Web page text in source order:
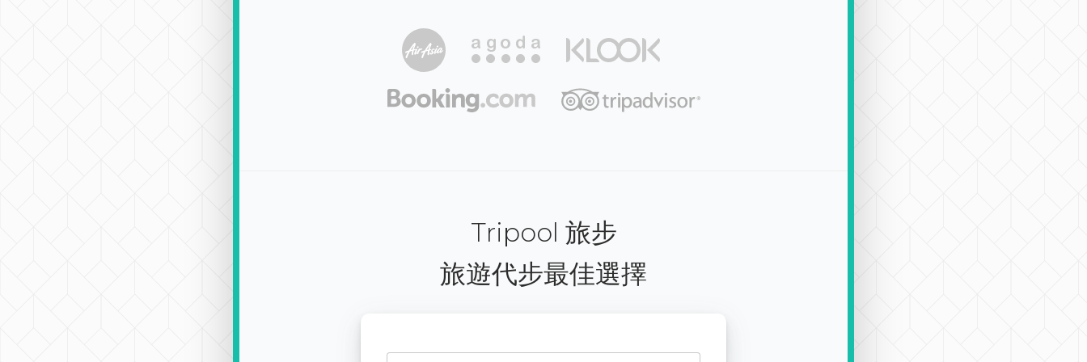
Tripool 旅步
旅遊代步最佳選擇